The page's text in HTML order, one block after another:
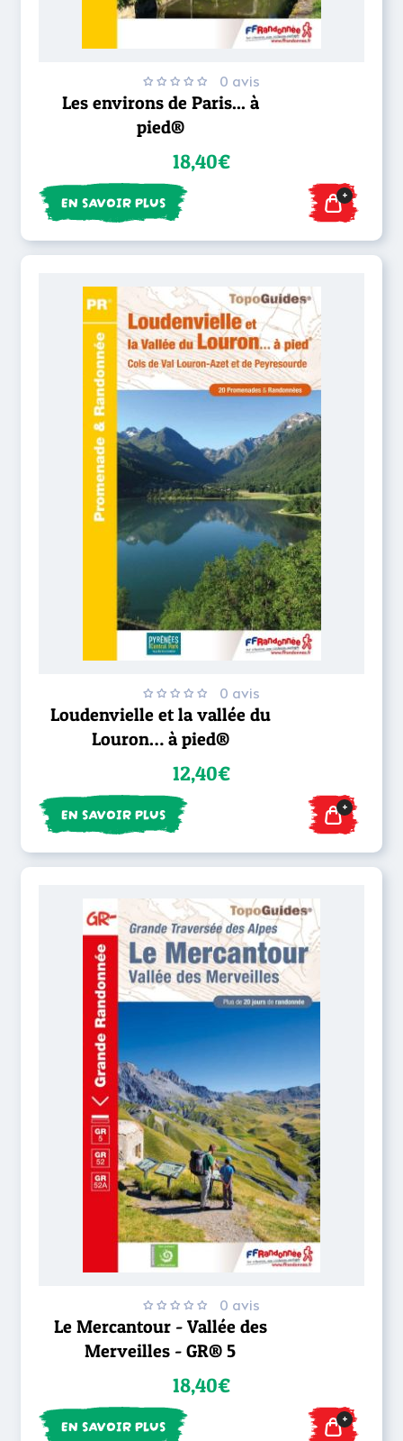
0 avis
Les environs de Paris... à
pied®
18,40€
EN SAVOIR PLUS +
0 avis
Loudenvielle et la vallée du
Louron… à pied®
12,40€
EN SAVOIR PLUS +
0 avis
Le Mercantour - Vallée des
Merveilles - GR® 5
18,40€
EN SAVOIR PLUS +